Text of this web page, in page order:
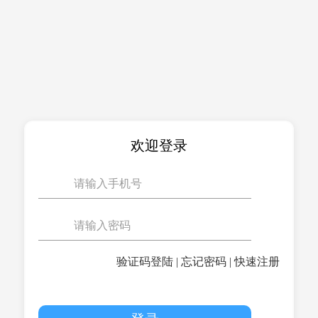
欢迎登录
验证码登陆 | 忘记密码 |快速注册